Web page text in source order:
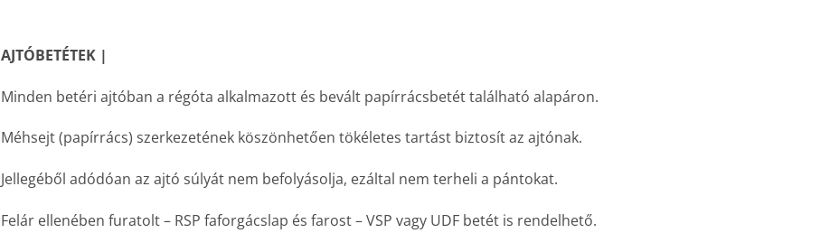
AJTÓBETÉTEK |
Minden betéri ajtóban a régóta alkalmazott és bevált papírrácsbetét található alapáron.
Méhsejt (papírrács) szerkezetének köszönhetően tökéletes tartást biztosít az ajtónak.
Jellegéből adódóan az ajtó súlyát nem befolyásolja, ezáltal nem terheli a pántokat.
Felár ellenében furatolt – RSP faforgácslap és farost – VSP vagy UDF betét is rendelhető.